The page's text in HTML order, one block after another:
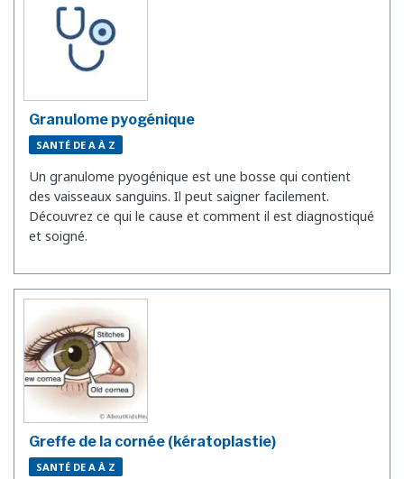
Granulome pyogénique
SANTÉ DE A À Z
Un granulome pyogénique est une bosse qui contient
des vaisseaux sanguins. Il peut saigner facilement.
Découvrez ce qui le cause et comment il est diagnostiqué
et soigné.
Greffe de la cornée (kératoplastie)
SANTÉ DE A À Z